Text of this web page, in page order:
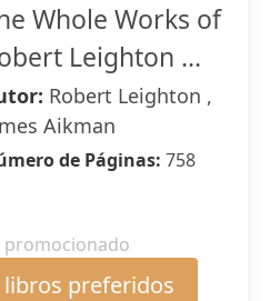
Whole Works of
Leighton ...
Robert Leighton ,
Aikman
de Páginas: 758
promocionado
libros preferidos